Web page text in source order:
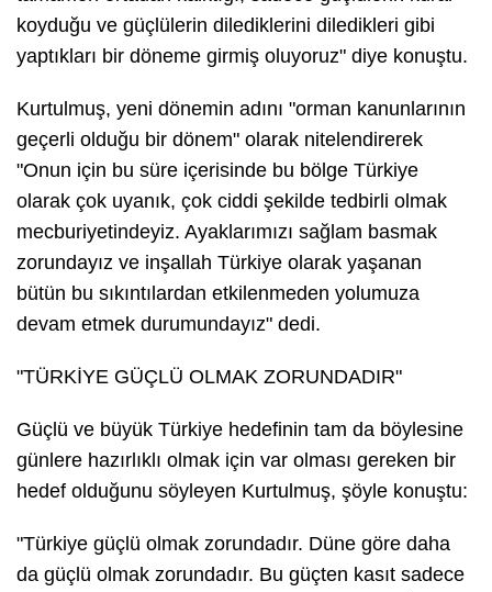
koyduğu ve güçlülerin dilediklerini diledikleri gibi
yaptıkları bir döneme girmiş oluyoruz" diye konuştu.
Kurtulmuş, yeni dönemin adını "orman kanunlarının
geçerli olduğu bir dönem" olarak nitelendirerek
"Onun için bu süre içerisinde bu bölge Türkiye
olarak çok uyanık, çok ciddi şekilde tedbirli olmak
mecburiyetindeyiz. Ayaklarımızı sağlam basmak
zorundayız ve inşallah Türkiye olarak yaşanan
bütün bu sıkıntılardan etkilenmeden yolumuza
devam etmek durumundayız" dedi.
"TÜRKİYE GÜÇLÜ OLMAK ZORUNDADIR"
Güçlü ve büyük Türkiye hedefinin tam da böylesine
günlere hazırlıklı olmak için var olması gereken bir
hedef olduğunu söyleyen Kurtulmuş, şöyle konuştu:
"Türkiye güçlü olmak zorundadır. Düne göre daha
da güçlü olmak zorundadır. Bu güçten kasıt sadece